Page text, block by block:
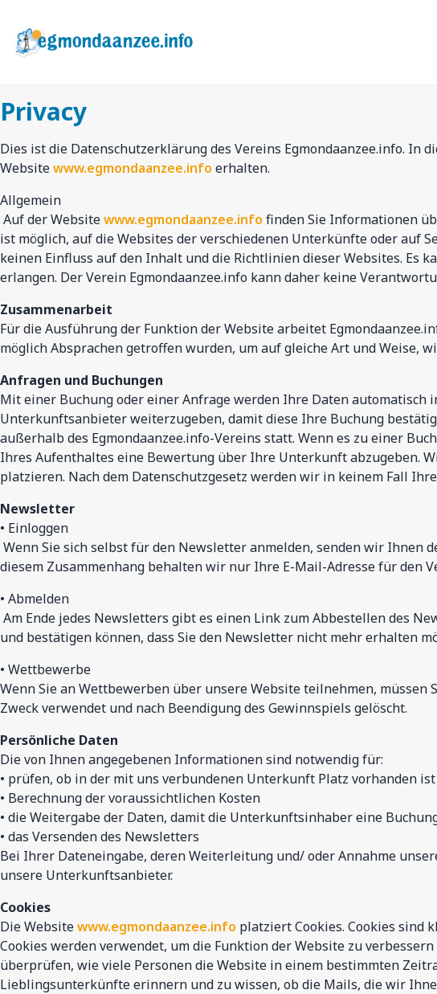
Hauptinhalt
springen
Privacy
Dies ist die Datenschutzerklärung des Vereins Egmondaanzee.info.
Websitewww.egmondaanzee.info erhalten.
Allgemein
Auf der Websitewww.egmondaanzee.info finden Sie Informationen
ist möglich, auf die Websites der verschiedenen Unterkünfte oder auf
keinen Einfluss auf den Inhalt und die Richtlinien dieser Websites. Es
erlangen. Der Verein Egmondaanzee.info kann daher keine
Zusammenarbeit
Für die Ausführung der Funktion der Website arbeitet
möglich Absprachen getroffen wurden, um auf gleiche Art und Weise,
Anfragen und Buchungen
Mit einer Buchung oder einer Anfrage werden Ihre Daten
Unterkunftsanbieter weiterzugeben, damit diese Ihre Buchung
außerhalb des Egmondaanzee.info-Vereins statt. Wenn es zu einer
Ihres Aufenthaltes eine Bewertung über Ihre Unterkunft abzugeben.
platzieren. Nach dem Datenschutzgesetz werden wir in keinem Fall
Newsletter
• Einloggen
Wenn Sie sich selbst für den Newsletter anmelden, senden wir Ihnen
diesem Zusammenhang behalten wir nur Ihre E-Mail-Adresse für den
• Abmelden
Am Ende jedes Newsletters gibt es einen Link zum Abbestellen des
und bestätigen können, dass Sie den Newsletter nicht mehr erhalten
• Wettbewerbe
Wenn Sie an Wettbewerben über unsere Website teilnehmen,
Zweck verwendet und nach Beendigung des Gewinnspiels gelöscht.
Persönliche Daten
Die von Ihnen angegebenen Informationen sind notwendig für:
• prüfen, ob in der mit uns verbundenen Unterkunft Platz vorhanden ist
• Berechnung der voraussichtlichen Kosten
• die Weitergabe der Daten, damit die Unterkunftsinhaber eine
• das Versenden des Newsletters
Bei Ihrer Dateneingabe, deren Weiterleitung und/ oder Annahme
unsere Unterkunftsanbieter.
Cookies
Die Websitewww.egmondaanzee.info platziert Cookies. Cookies sind
Cookies werden verwendet, um die Funktion der Website zu
überprüfen, wie viele Personen die Website in einem bestimmten
Lieblingsunterkünfte erinnern und zu wissen, ob die Mails, die wir